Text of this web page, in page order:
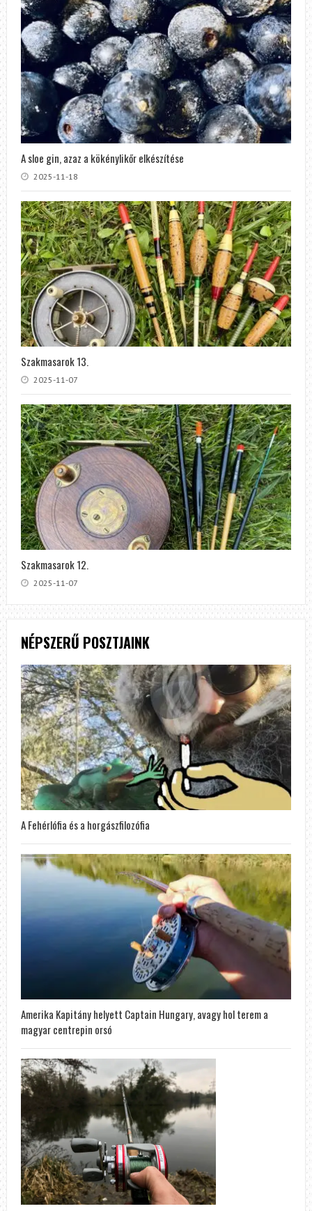
A sloe gin, azaz a kökénylikőr elkészítése
2025-11-18
Szakmasarok 13.
2025-11-07
Szakmasarok 12.
2025-11-07
NÉPSZERŰ POSZTJAINK
A Fehérlófia és a horgászfilozófia
Amerika Kapitány helyett Captain Hungary, avagy hol terem a
magyar centrepin orsó